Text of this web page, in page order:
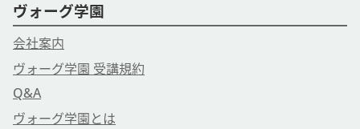
ヴォーグ学園
会社案内
ヴォーグ学園 受講規約
Q&A
ヴォーグ学園とは